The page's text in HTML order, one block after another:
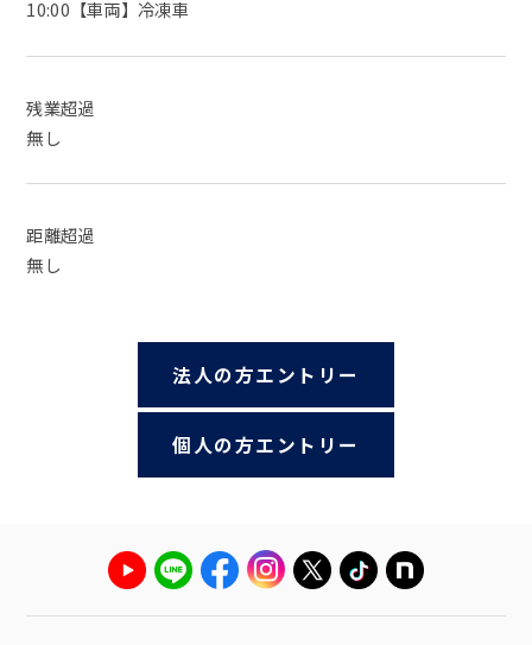
10:00【車両】冷凍車
残業超過
無し
距離超過
無し
法人の方エントリー
個人の方エントリー